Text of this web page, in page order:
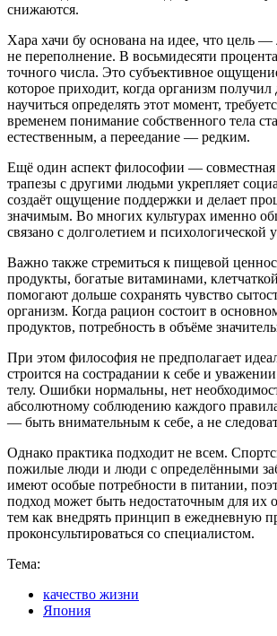
снижаются.
Хара хачи бу основана на идее, что цель —
не переполнение. В восьмидесяти
точного числа. Это субъективное
которое приходит, когда организм
научиться определять этот момент,
временем понимание собственного тела
естественным, а переедание — редким.
Ещё один аспект философии — совместная
трапезы с другими людьми укрепляет
создаёт ощущение поддержки и делает
значимым. Во многих культурах именно
связано с долголетием и психологической
Важно также стремиться к пищевой
продукты, богатые витаминами,
помогают дольше сохранять чувство
организм. Когда рацион состоит в
продуктов, потребность в объёме
При этом философия не предполагает
строится на сострадании к себе и
телу. Ошибки нормальны, нет
абсолютному соблюдению каждого
— быть внимательным к себе, а не
Однако практика подходит не всем.
пожилые люди и люди с определёнными
имеют особые потребности в питании,
подход может быть недостаточным для их
тем как внедрять принцип в ежедневную
проконсультироваться со специалистом.
Тема:
качество жизни
Япония